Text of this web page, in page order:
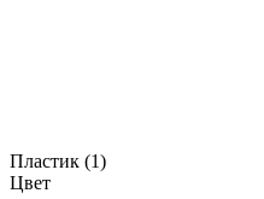
Пластик (1)
Цвет